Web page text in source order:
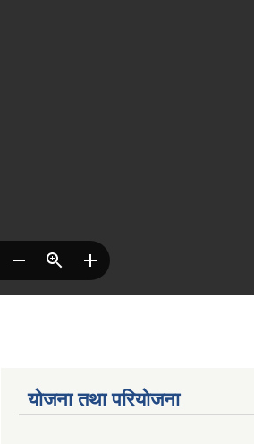
योजना तथा परियोजना